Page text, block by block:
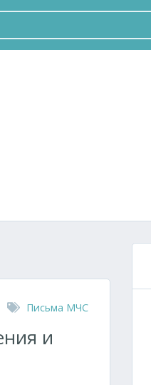
Письма МЧС
и